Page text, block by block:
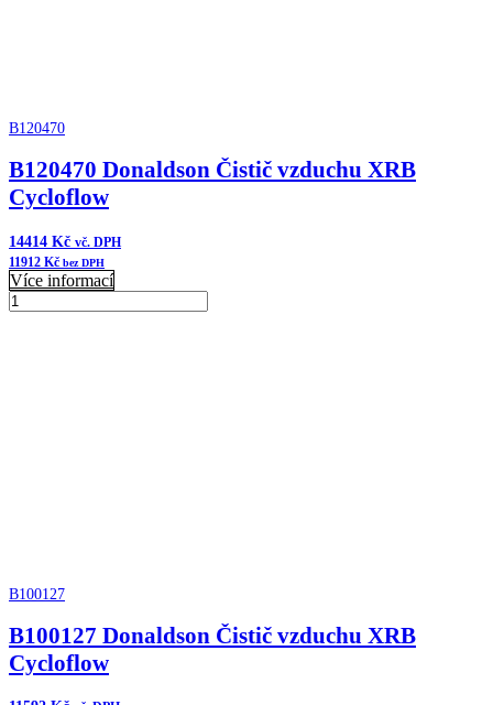
B120470
B120470 Donaldson Čistič vzduchu XRB
Cycloflow
14414 Kč vč. DPH
11912 Kč bez DPH
Více informací
B120470
B100127
B100127 Donaldson Čistič vzduchu XRB
Cycloflow